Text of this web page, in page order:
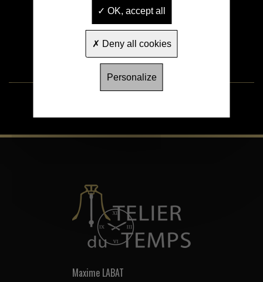
retrouver sa magnifique
sonnerie.
Maxime LABAT
OK, accept all
Deny all cookies
Personalize